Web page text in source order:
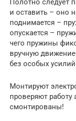
Полотно следует
и оставить – оно
поднимается –
опускается –
чего пружины
вручную
без особых
Монтируют
проверяют работу
смонтированы!